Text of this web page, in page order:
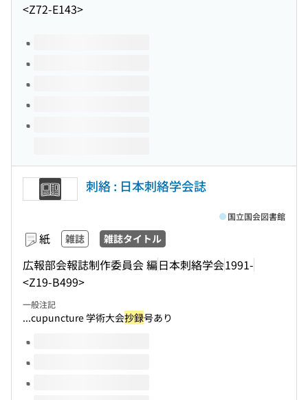
<Z72-E143>
このタイトルの巻号
刺絡 : 日本刺絡学会誌
紙 雑誌 雑誌タイトル
広報部会報誌制作委員会 編日本刺絡学会1991-
<Z19-B499>
国立国会図書館
一般注記
...cupuncture 学術大会抄録号あり
このタイトルの巻号